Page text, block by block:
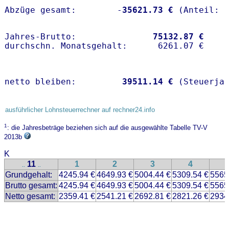
Abzüge gesamt:        - 35621.73 €
Jahres-Brutto: 75132.87 €
netto bleiben: 39511.14 €
ausführlicher Lohnsteuerrechner auf rechner24.info
1: die Jahresbeträge beziehen sich auf die ausgewählte Tabelle TV-V
2013b
K
.. 11 .. 1 2 3 4
Grundgehalt:
4245.94 €4649.93 €5004.44 €5309.54 €
Brutto gesamt: 4245.94 €4649.93 €5004.44 €5309.54 €
Netto gesamt: 2359.41 € 2541.21 € 2692.81 € 2821.26 €